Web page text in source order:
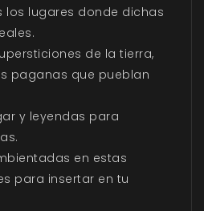
los lugares donde dichas
de la tierra,
paganas que pueblan
y leyendas para
en estas
para insertar en tu